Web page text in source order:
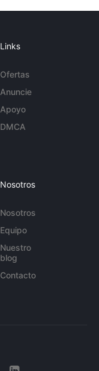
Links
Ofertas
Anuncie
Apoyo
DMCA
Nosotros
Nosotros
Equipo
Nuestro
blog
Contacto